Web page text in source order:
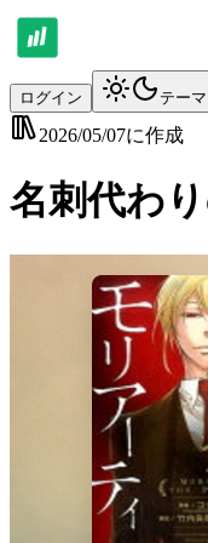
ログイン テー
2026/05/07に作成
名刺代わ